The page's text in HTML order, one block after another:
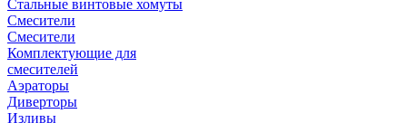
Стальные винтовые хомуты
Смесители
Смесители
Комплектующие для
смесителей
Аэраторы
Диверторы
Изливы